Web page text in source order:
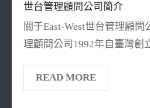
世台管理顧問公司簡介
關于East-West世台管理顧問
理顧問公司1992年自臺灣創
READ MORE